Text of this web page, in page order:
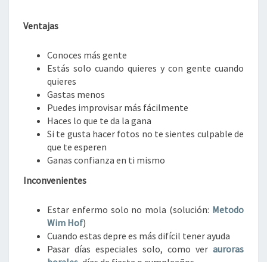
Ventajas
Conoces más gente
Estás solo cuando quieres y con gente cuando
quieres
Gastas menos
Puedes improvisar más fácilmente
Haces lo que te da la gana
Si te gusta hacer fotos no te sientes culpable de
que te esperen
Ganas confianza en ti mismo
Inconvenientes
Estar enfermo solo no mola (solución: Metodo
Wim Hof)
Cuando estas depre es más difícil tener ayuda
Pasar días especiales solo, como ver auroras